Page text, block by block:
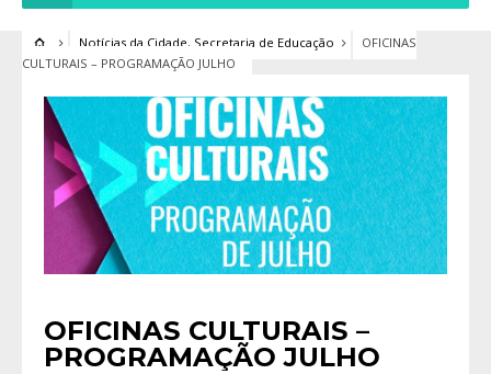
Notícias da Cidade, Secretaria de Educação
OFICINAS
CULTURAIS – PROGRAMAÇÃO JULHO
OFICINAS CULTURAIS –
PROGRAMAÇÃO JULHO